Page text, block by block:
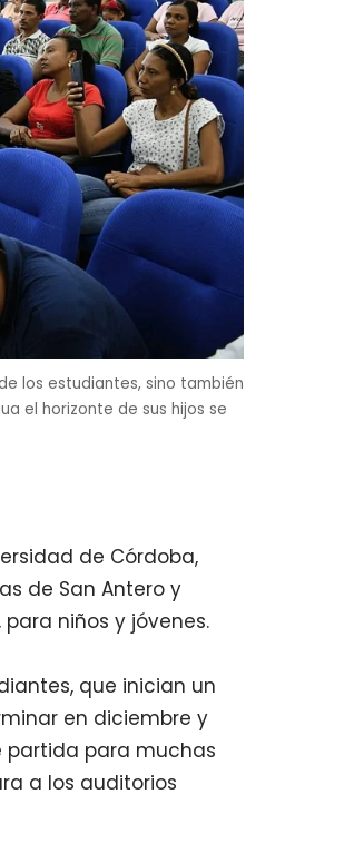
los estudiantes, sino también
el horizonte de sus hijos se
de Córdoba,
de San Antero y
niños y jóvenes.
que inician un
en diciembre y
partida para muchas
a los auditorios